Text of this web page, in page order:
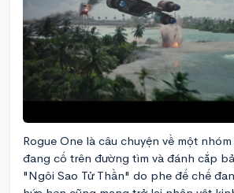
Rogue One là câu chuyện về một
đang cố trên đường tìm và đánh cắp
"Ngôi Sao Tử Thần" do phe đế chế